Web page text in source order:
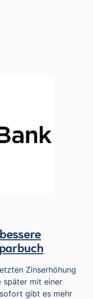
Zinserhöhung
später mit einer
gibt es mehr